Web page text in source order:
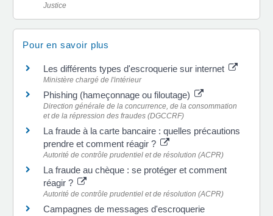
Justice
Pour en savoir plus
Les différents types d'escroquerie sur internet
Ministère chargé de l'intérieur
Phishing (hameçonnage ou filoutage)
Direction générale de la concurrence, de la consommation
et de la répression des fraudes (DGCCRF)
La fraude à la carte bancaire : quelles précautions
prendre et comment réagir ?
Autorité de contrôle prudentiel et de résolution (ACPR)
La fraude au chèque : se protéger et comment
réagir ?
Autorité de contrôle prudentiel et de résolution (ACPR)
Campagnes de messages d'escroquerie